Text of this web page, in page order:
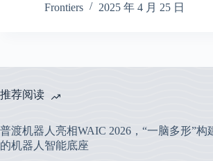
Frontiers
2025 年 4 月 25 日
推荐阅读
普渡机器人亮相WAIC 2026，“一脑多形”构
的机器人智能底座